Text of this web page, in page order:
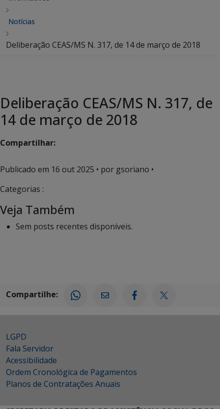
Notícias
Deliberação CEAS/MS N. 317, de 14 de março de 2018
Deliberação CEAS/MS N. 317, de
14 de março de 2018
Compartilhar:
Publicado em 16 out 2025 • por gsoriano •
Categorias :
Veja Também
Sem posts recentes disponíveis.
Compartilhe:
LGPD
Fala Servidor
Acessibilidade
Ordem Cronológica de Pagamentos
Planos de Contratações Anuais